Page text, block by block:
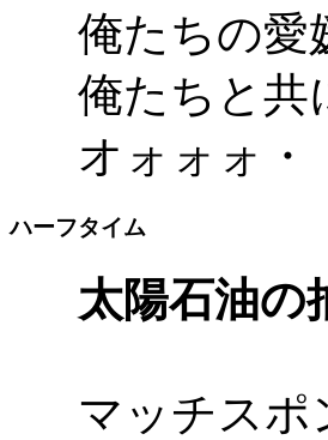
俺たちの
俺たちと
オォォォ・
ハーフタイム
太陽石油の
マッチスポ